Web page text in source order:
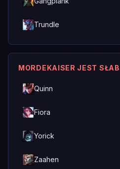
Trundle
MORDEKAISER JEST
Quinn
Fiora
Yorick
Zaahen